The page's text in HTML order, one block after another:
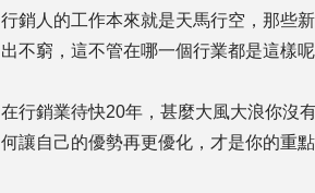
行銷人的工作本來就是天馬行空，那些
出不窮，這不管在哪一個行業都是這樣
在行銷業待快20年，甚麼大風大浪你沒
何讓自己的優勢再更優化，才是你的重